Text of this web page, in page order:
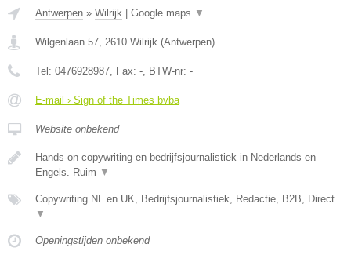
Antwerpen » Wilrijk Google maps ▼
Wilgenlaan 57 2610 Wilrijk (Antwerpen)
Tel: 0476928987 , Fax: - , BTW-nr: -
E-mail › Sign of the Times bvba
Website onbekend
Hands-on copywriting en bedrijfsjournalistiek in Nederlands en
Engels. Ruim ▼
Copywriting NL en UK, Bedrijfsjournalistiek, Redactie, B2B, Direct
▼
Openingstijden onbekend